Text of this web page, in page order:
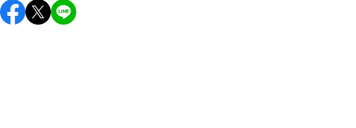
保存期間は冷蔵で2~3日が目安です。なるべくお早めにお召
し上がりください。